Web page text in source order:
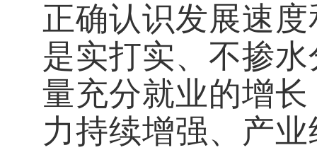
正确认识发展速
是实打实、不掺
量充分就业的增
力持续增强、产